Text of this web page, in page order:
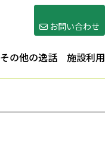
お問い合わせ
その他の逸話 施設利用